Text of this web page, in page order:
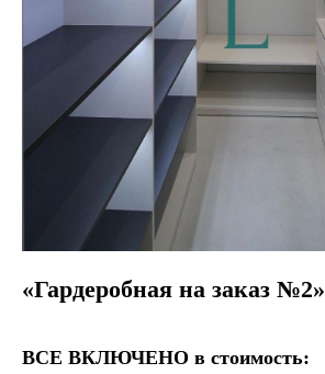
«Гардеробная на заказ №2»
ВСЕ ВКЛЮЧЕНО в стоимость: